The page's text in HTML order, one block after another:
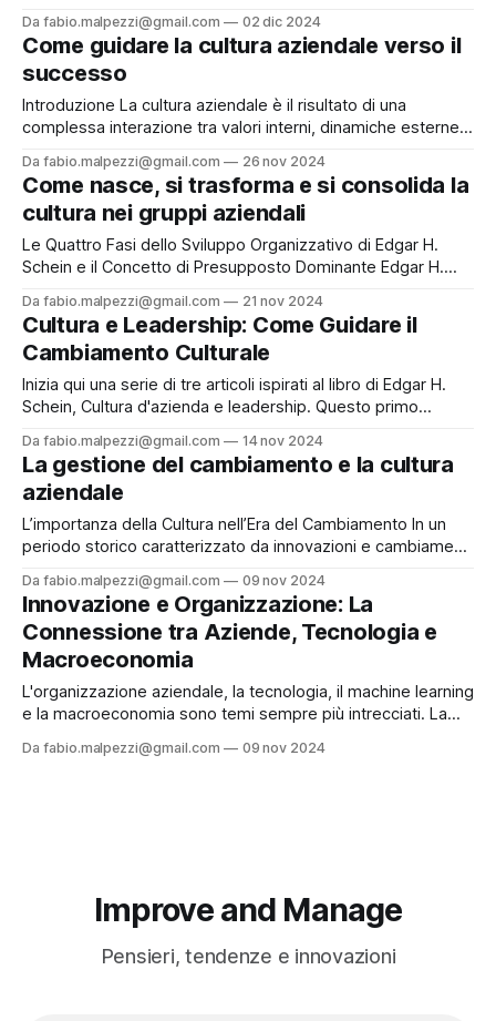
esplicitamente programmate. Ma come è iniziato tutto
questo? Questo articolo ripercorre le tappe fondamentali
del machine learning, dalle intuizioni pionieristiche di Alan
Turing agli
Da fabio.malpezzi@gmail.com 02 dic 2024
Come guidare la cultura aziendale verso il
successo
Introduzione La cultura aziendale è il risultato di una
complessa interazione tra valori interni, dinamiche esterne e
essenziale per guidare il cambiamento e garantire un
successo sostenibile. Questo articolo approfondisce sei
aspetti fondamentali su cui si basa ogni cultura aziendale e
come
Da fabio.malpezzi@gmail.com 26 nov 2024
Come nasce, si trasforma e si consolida la
cultura nei gruppi aziendali
Le Quattro Fasi dello Sviluppo Organizzativo di Edgar H.
Schein e il Concetto di Presupposto Dominante Edgar H.
descritto l'evoluzione delle organizzazioni attraverso
quattro fasi fondamentali: creazione, sviluppo, maturità e
declino/reinvenzione. Ogni fase è caratterizzata da un
presupposto
Da fabio.malpezzi@gmail.com 21 nov 2024
Cultura e Leadership: Come Guidare il
Cambiamento Culturale
Inizia qui una serie di tre articoli ispirati al libro di Edgar H.
Schein, Cultura d'azienda e leadership. Questo primo
analizzando le forze nascoste che influenzano le dinamiche
aziendali e il ruolo della leadership nel plasmare e gestire
questi elementi. Schein,
Da fabio.malpezzi@gmail.com 14 nov 2024
La gestione del cambiamento e la cultura
aziendale
L’importanza della Cultura nell’Era del Cambiamento In un
periodo storico caratterizzato da innovazioni e cambiamenti
strumenti per la sopravvivenza e il successo delle aziende.
Essa non è soltanto l’insieme dei valori dichiarati o degli
obiettivi formali, ma
Da fabio.malpezzi@gmail.com 09 nov 2024
Innovazione e Organizzazione: La
Connessione tra Aziende, Tecnologia e
Macroeconomia
L'organizzazione aziendale, la tecnologia, il machine learning
e la macroeconomia sono temi sempre più intrecciati. La
adattarsi a un mercato in continua evoluzione, mentre l’uso
Da fabio.malpezzi@gmail.com 09 nov 2024
Improve and Manage
Pensieri, tendenze e innovazioni